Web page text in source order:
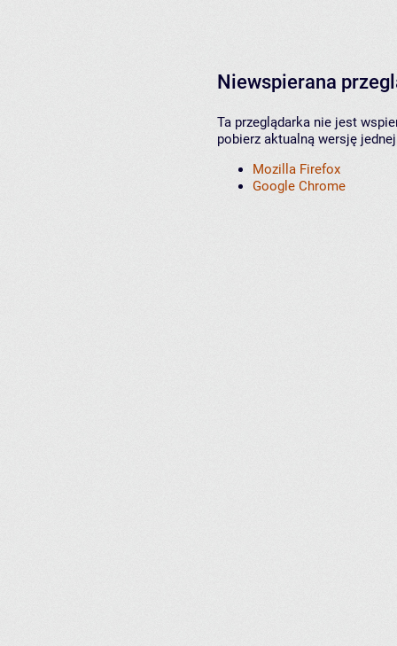
Niewspierana
Ta przeglądarka nie jest
pobierz aktualną wersję
Mozilla Firefox
Google Chrome